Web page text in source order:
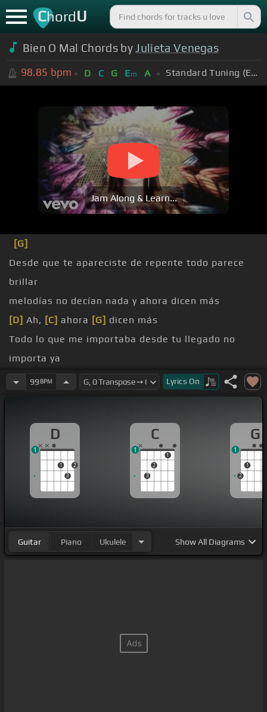
ChordU
Bien O Mal Chords byJulieta Venegas
98.85 bpm D C G Em A Standard Tuning (EADGBE)
Jam Along & Learn...
[G]
Desde que te apareciste de repente todo parece
brillar
melodías no decían nada y ahora dicen más
[D] Ah, [C] ahora [G] dicen más
Todo lo que me importaba desde tu llegado no
importa ya
Lo que parecía difícil ya no representa
distingo si está bien o si[G]está mal
99BPM Lyrics On
D
1
3
2
1
C
3
2
1
1
G
2
1
1
Guitar Piano Ukulele ShowAll Diagrams